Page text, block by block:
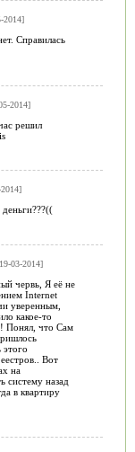
2014]
Справилась
2014]
решил
03-2014]
червь, Я её не
Internet
уверенным,
какое-то
! Понял, что Сам
этого
Вот
на
систему назад
в квартиру